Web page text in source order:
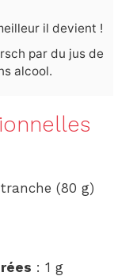
il devient !
par du jus de
alcool.
(80 g)
: 1 g